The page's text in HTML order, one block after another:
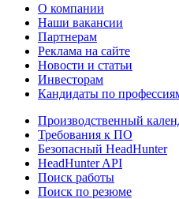
О компании
Наши вакансии
Партнерам
Реклама на сайте
Новости и статьи
Инвесторам
Кандидаты по
Производственный
Требования к ПО
Безопасный HeadHunter
HeadHunter API
Поиск работы
Поиск по резюме